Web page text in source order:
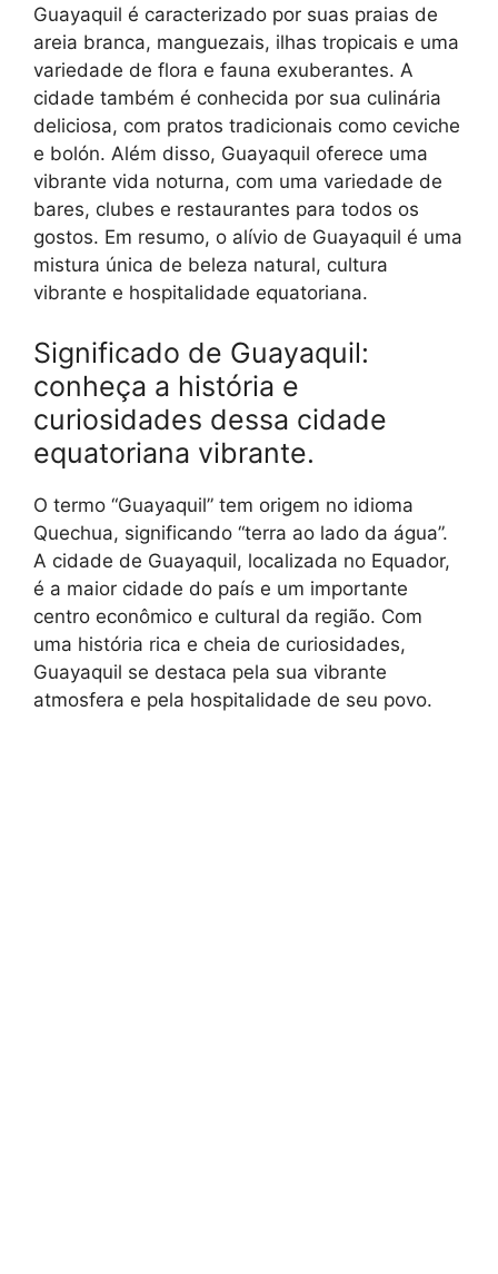
Guayaquil é caracterizado por suas praias de
areia branca, manguezais, ilhas tropicais e uma
variedade de flora e fauna exuberantes. A
cidade também é conhecida por sua culinária
deliciosa, com pratos tradicionais como ceviche
e bolón. Além disso, Guayaquil oferece uma
vibrante vida noturna, com uma variedade de
bares, clubes e restaurantes para todos os
gostos. Em resumo, o alívio de Guayaquil é uma
mistura única de beleza natural, cultura
vibrante e hospitalidade equatoriana.
Significado de Guayaquil:
conheça a história e
curiosidades dessa cidade
equatoriana vibrante.
O termo “Guayaquil” tem origem no idioma
Quechua, significando “terra ao lado da água”.
A cidade de Guayaquil, localizada no Equador,
é a maior cidade do país e um importante
centro econômico e cultural da região. Com
uma história rica e cheia de curiosidades,
Guayaquil se destaca pela sua vibrante
atmosfera e pela hospitalidade de seu povo.